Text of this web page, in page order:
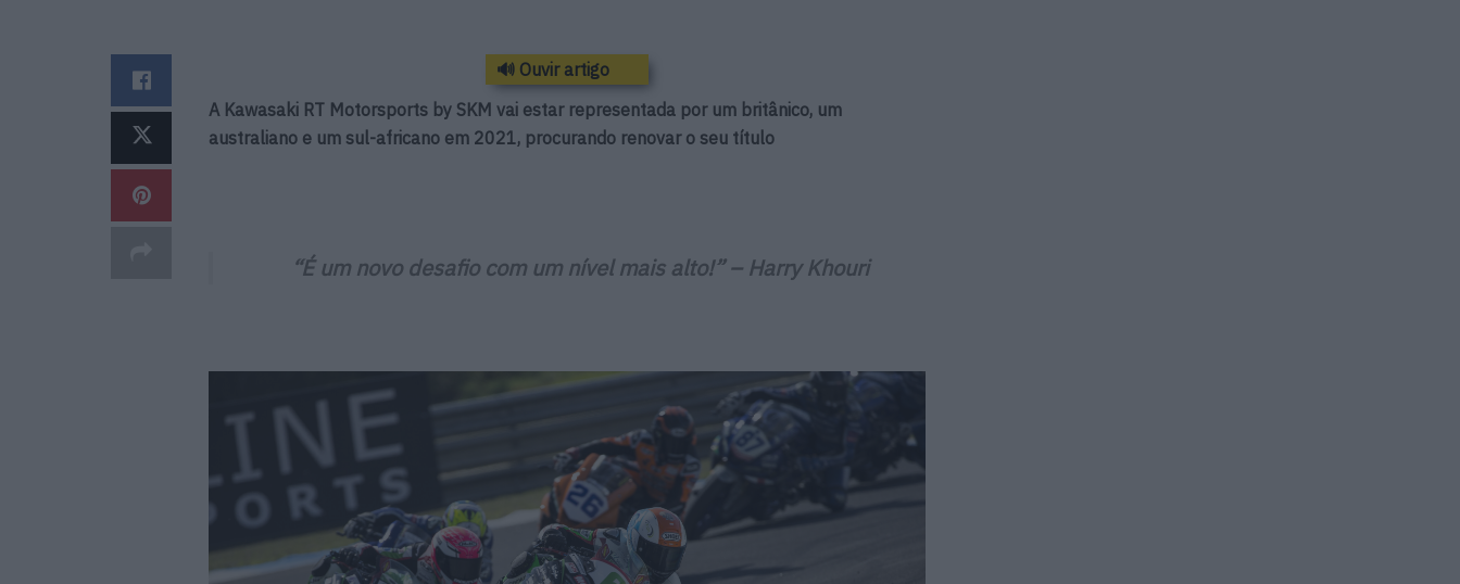
🔊 Ouvir artigo
A Kawasaki RT Motorsports by SKM vai estar representada por um britânico, um
australiano e um sul-africano em 2021, procurando renovar o seu título
“É um novo desafio com um nível mais alto!”– Harry Khouri